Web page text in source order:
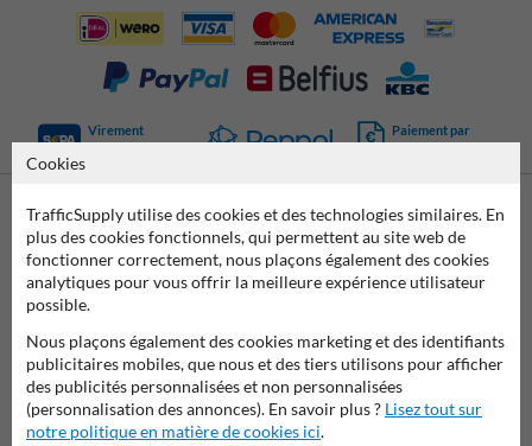
Virement
Paiement par
Contactez-nous
Nous sommes joignables les jours ouvrables (de 8.00 à 17.00) au
04 2957 647.
Des questions ? Envoyez un e-mail à
remplissez le formulaire et nous vous répondrons dès que
possible.
info@trafficsupply.be
Cookies
TrafficSupply utilise des cookies et des technologies similaires. En
plus des cookies fonctionnels, qui permettent au site web de
fonctionner correctement, nous plaçons également des cookies
analytiques pour vous offrir la meilleure expérience utilisateur
possible.
Nous plaçons également des cookies marketing et des identifiants
publicitaires mobiles, que nous et des tiers utilisons pour afficher
des publicités personnalisées et non personnalisées
(personnalisation des annonces). En savoir plus ? Lisez tout sur
notre politique en matière de cookies ici.